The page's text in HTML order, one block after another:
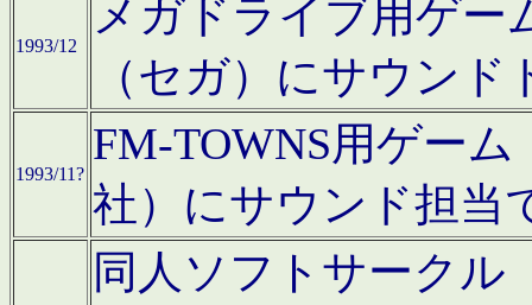
1993/12
メガドライブ用ゲー
（セガ）にサウン
1993/11?
FM-TOWNS用ゲー
社）にサウンド担当
同人ソフトサークル